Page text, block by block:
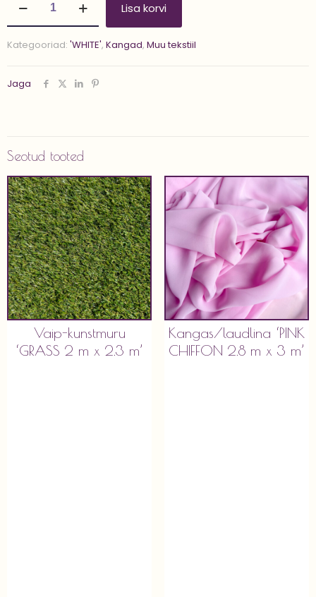
'CHIFFON
1.4
x
kogus
Lisa korvi
Kategooriad: 'WHITE', Kangad, Muu tekstiil
Jaga
Seotud tooted
Vaip-kunstmuru
‘GRASS 2 m x 2.3 m’
Kangas/laudlina ‘PINK
CHIFFON 2.8 m x 3 m’